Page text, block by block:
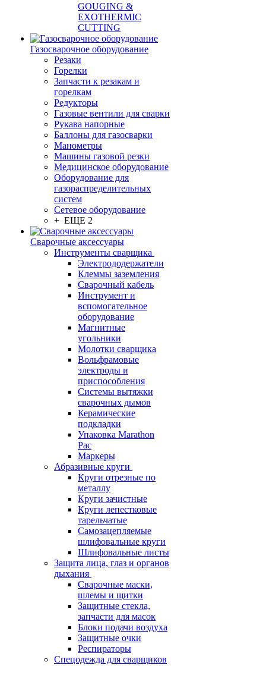
GOUGING &
EXOTHERMIC
CUTTING
Газосварочное оборудование
Резаки
Горелки
Запчасти к резакам и
горелкам
Редукторы
Газовые вентили для сварки
Рукава напорные
Баллоны для газосварки
Манометры
Машины газовой резки
Медицинское оборудование
Оборудование для
газораспределительных
систем
Сетевое оборудование
+ ЕЩЕ 2
Сварочные аксессуары
Инструменты сварщика
Электрододержатели
Клеммы заземления
Сварочный кабель
Инструмент и
вспомогательное
оборудование
Магнитные
угольники
Молотки сварщика
Вольфрамовые
электроды и
приспособления
Системы вытяжки
сварочных дымов
Керамические
подкладки
Упаковка Marathon
Pac
Маркеры
Абразивные круги
Круги отрезные по
металлу
Круги зачистные
Круги лепестковые
тарельчатые
Самозацепляемые
шлифовальные круги
Шлифовальные листы
Защита лица, глаз и органов
дыхания
Сварочные маски,
шлемы и щитки
Защитные стекла,
запчасти для масок
Блоки подачи воздуха
Защитные очки
Респираторы
Спецодежда для сварщиков